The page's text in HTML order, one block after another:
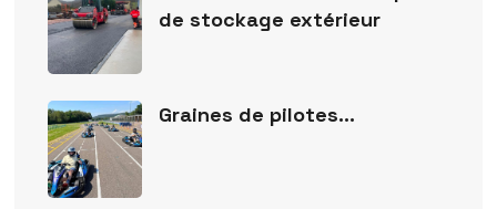
de stockage extérieur
Graines de pilotes…